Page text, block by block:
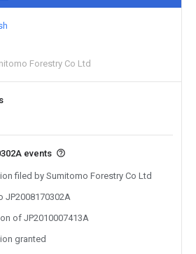
Forestry Co Ltd
events
filed by Sumitomo Forestry Co Ltd
JP2008170302A
of JP2010007413A
granted